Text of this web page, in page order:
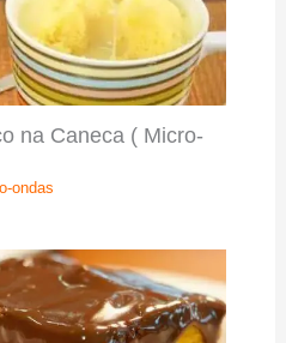
na Caneca ( Micro-
ondas